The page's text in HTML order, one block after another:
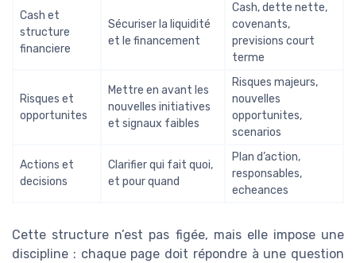
Cash et
structure
financiere
Sécuriser la liquidité
et le financement
Cash, dette nette,
covenants,
previsions court
terme
Risques et
opportunites
Mettre en avant les
nouvelles initiatives
et signaux faibles
Risques majeurs,
nouvelles
opportunites,
scenarios
Actions et
decisions
Clarifier qui fait quoi,
et pour quand
Plan d’action,
responsables,
echeances
Cette structure n’est pas figée, mais elle impose une
discipline : chaque page doit répondre à une question